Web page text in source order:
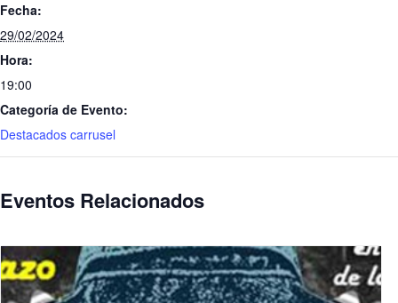
Fecha:
29/02/2024
Hora:
19:00
Categoría de Evento:
Destacados carrusel
Eventos Relacionados